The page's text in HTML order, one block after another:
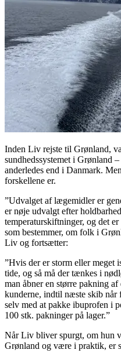
Inden Liv rejste til Grønland,
sundhedssystemet i Grønland
anderledes end i Danmark.
forskellene er.
”Udvalget af lægemidler er
er nøje udvalgt efter
temperaturskiftninger, og det
som bestemmer, om folk i
Liv og fortsætter:
”Hvis der er storm eller meget
tide, og så må der tænkes i
man åbner en større pakning
kunderne, indtil næste skib når
selv med at pakke ibuprofen i
100 stk. pakninger på lager.”
Når Liv bliver spurgt, om hun
Grønland og være i praktik, er